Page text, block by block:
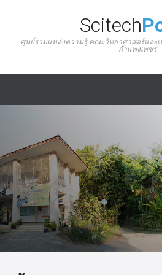
Scitech
ศูนย์รวมแหล่งความรู้ คณะวิทยาศาสตร์และ
กำแพงเพชร